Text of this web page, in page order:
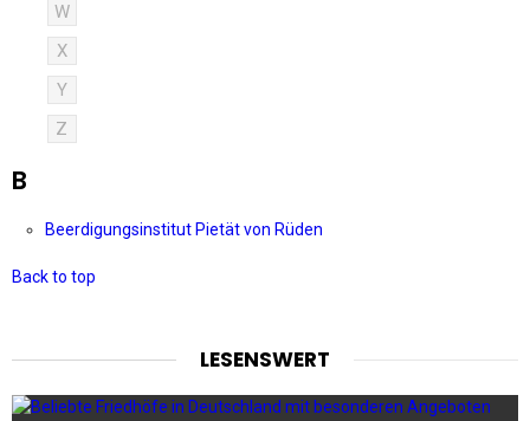
W
X
Y
Z
B
Beerdigungsinstitut Pietät von Rüden
Back to top
LESENSWERT